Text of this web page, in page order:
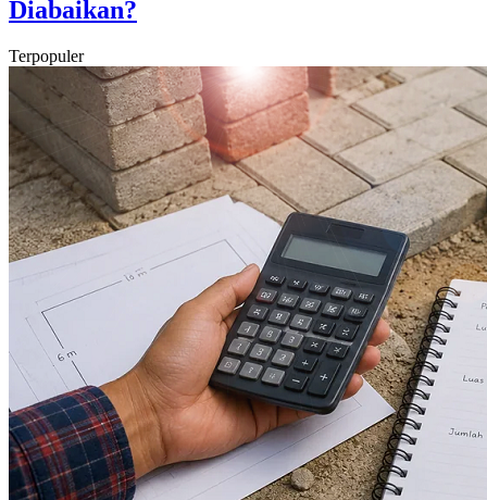
Diabaikan?
Terpopuler